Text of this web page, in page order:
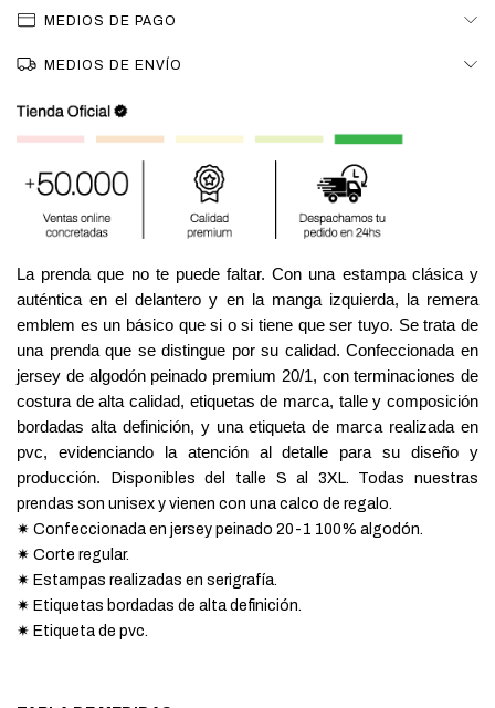
MEDIOS DE PAGO
MEDIOS DE ENVÍO
La prenda que no te puede faltar. Con una estampa clásica y
auténtica en el delantero y en la manga izquierda, la remera
emblem es un básico que si o si tiene que ser tuyo. Se trata de
una prenda que se distingue por su calidad. Confeccionada en
jersey de algodón peinado premium 20/1, con terminaciones de
costura de alta calidad, etiquetas de marca, talle y composición
bordadas alta definición, y una etiqueta de marca realizada en
pvc, evidenciando la atención al detalle para su diseño y
producción.
Disponibles del talle S al 3XL. Todas nuestras
prendas son unisex y vienen con una calco de regalo.
✷ Confeccionada en jersey peinado 20-1 100% algodón.
✷ Corte regular.
✷ Estampas realizadas en serigrafía.
✷ Etiquetas bordadas de alta definición.
✷ Etiqueta de pvc.